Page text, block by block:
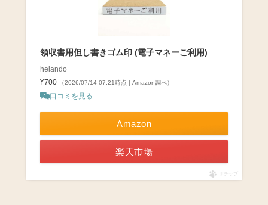
領収書用但し書きゴム印 (電子マネーご利用)
heiando
¥700
（2026/07/14 07:21時点 | Amazon調べ）
口コミを見る
Amazon
楽天市場
ポチップ